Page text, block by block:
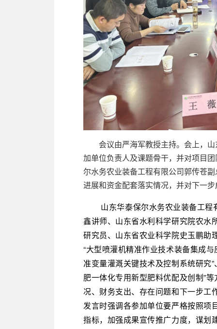
会议由严海军教授主持。会上，
加单位负责人及课题骨干，并对项目
尔水务农业装备工程有限公司郭传苍
进展和资金配套落实情况，并对下一
山东华泰保尔水务农业装备工程
鑫讲师、山东省水利科学研究院农水
研究员、山东省农业科学院史玉鹏助
“大型喷灌机精准作业技术装备集成
准变量灌溉关键技术及控制系统研究
肥一体化专用新型肥料优配及创制”
况、财务支出、存在问题和下一步工
发言时强调各参加单位要严格按照项
指标，加强成果宣传推广力度，谋划